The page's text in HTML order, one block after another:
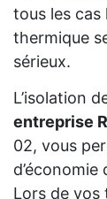
tous les cas
thermique
sérieux.
L’isolation
entreprise
02, vous
d’économie
Lors de vos